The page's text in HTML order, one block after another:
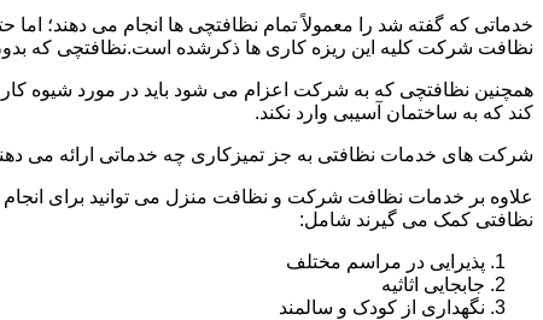
خدماتی که گفته شد را معمولاً تمام نظافتچی ها انجام می دهند؛
نظافت شرکت کلیه این ریزه کاری ها ذکرشده است.نظافتچی که
همچنین نظافتچی که به شرکت اعزام می شود باید در مورد شیوه
کند که به ساختمان آسیبی وارد نکند.
شرکت های خدمات نظافتی به جز تمیزکاری چه خدماتی ارائه می
علاوه بر خدمات نظافت شرکت و نظافت منزل می توانید برای
نظافتی کمک می گیرند شامل:
پذیرایی در مراسم مختلف
جابجایی اثاثیه
نگهداری از کودک و سالمند